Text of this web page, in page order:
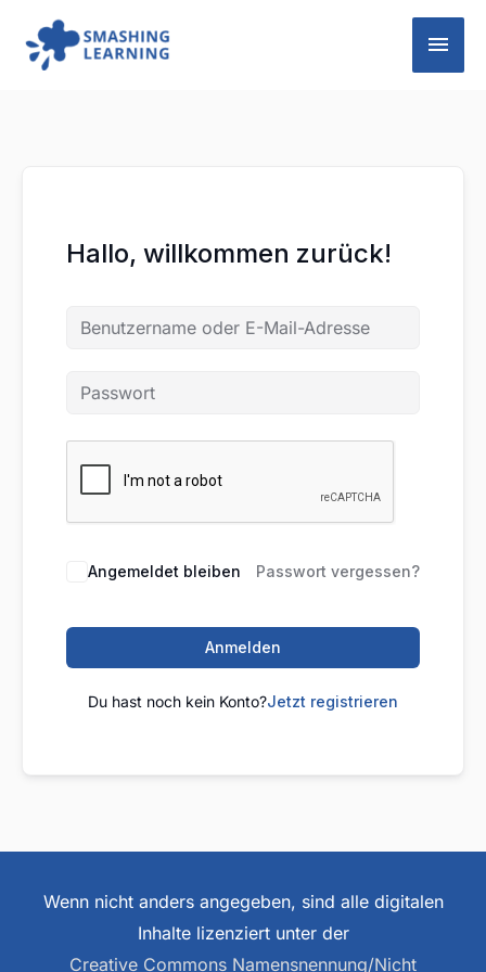
Inhalt
springen
Hallo, willkommen zurück!
Angemeldet bleiben Passwort vergessen?
Anmelden
Du hast noch kein Konto?Jetzt registrieren
Wenn nicht anders angegeben, sind alle digitalen
Inhalte lizenziert unter der
Creative Commons Namensnennung/Nicht